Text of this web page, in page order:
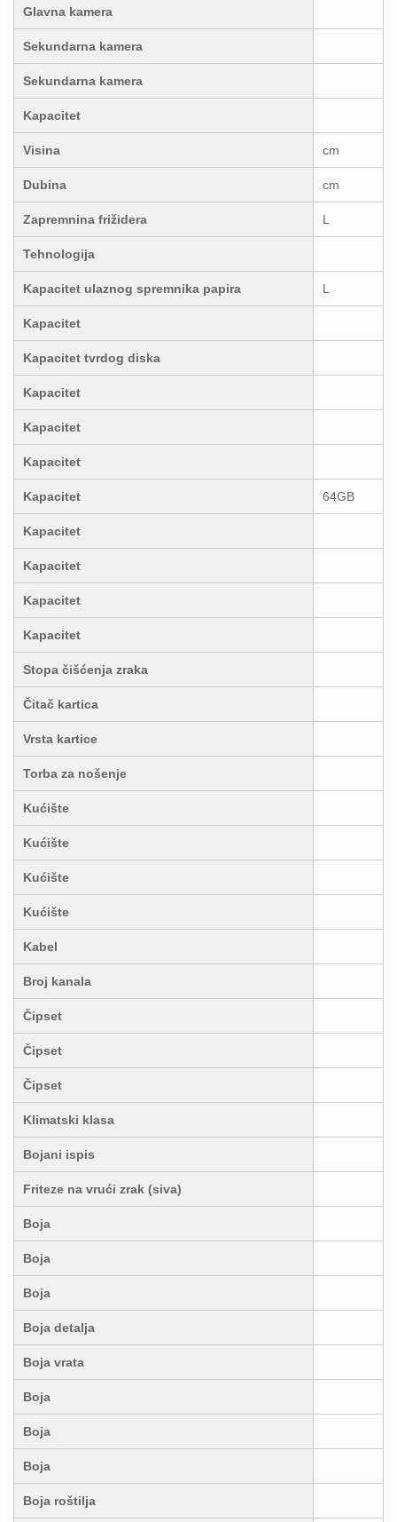
Glavna kamera
Sekundarna kamera
Sekundarna kamera
Kapacitet
Visina cm
Dubina cm
Zapremnina frižidera L
Tehnologija
Kapacitet ulaznog spremnika papira L
Kapacitet
Kapacitet tvrdog diska
Kapacitet
Kapacitet
Kapacitet
Kapacitet 64GB
Kapacitet
Kapacitet
Kapacitet
Kapacitet
Stopa čišćenja zraka
Čitač kartica
Vrsta kartice
Torba za nošenje
Kućište
Kućište
Kućište
Kućište
Kabel
Broj kanala
Čipset
Čipset
Čipset
Klimatski klasa
Bojani ispis
Friteze na vrući zrak (siva)
Boja
Boja
Boja
Boja detalja
Boja vrata
Boja
Boja
Boja
Boja roštilja